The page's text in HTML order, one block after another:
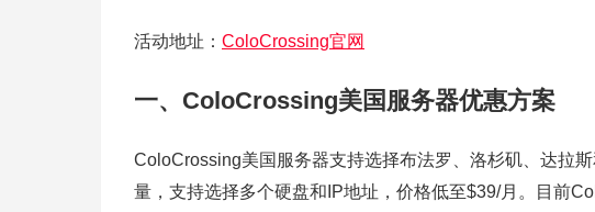
活动地址： ColoCrossing官网
一、ColoCrossing美国服务器优惠方案
ColoCrossing美国服务器支持选择布法罗、洛杉矶、达拉
量，支持选择多个硬盘和IP地址，价格低至$39/月。目前